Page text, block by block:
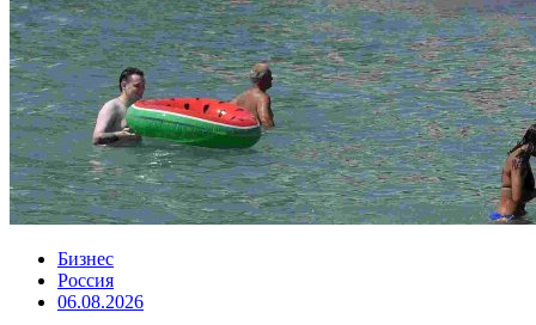
Бизнес
Россия
06.08.2026